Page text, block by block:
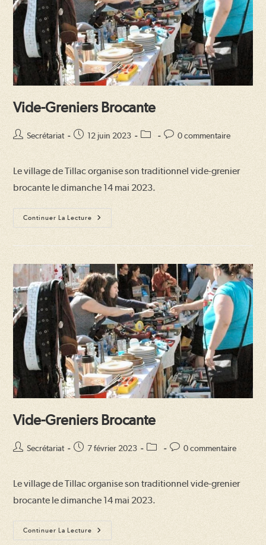
Vide-Greniers Brocante
Auteur/autrice
publication :
Secrétariat
Publication
12 juin 2023
Post
Commentaires
publication :
0 commentaire
Le village de Tillac organise son traditionnel vide-grenier
brocante le dimanche 14 mai 2023.
Continuer La Lecture
Vide-
Greniers
Vide-Greniers Brocante
Auteur/autrice
publication :
Secrétariat
Publication
7 février 2023
Post
Commentaires
publication :
0 commentaire
Le village de Tillac organise son traditionnel vide-grenier
brocante le dimanche 14 mai 2023.
Continuer La Lecture
Vide-
Greniers